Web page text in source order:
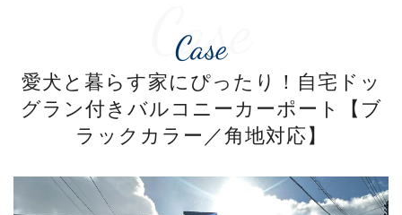
Case
Case
愛犬と暮らす家にぴったり！自宅ドッ
グラン付きバルコニーカーポート【ブ
ラックカラー／角地対応】